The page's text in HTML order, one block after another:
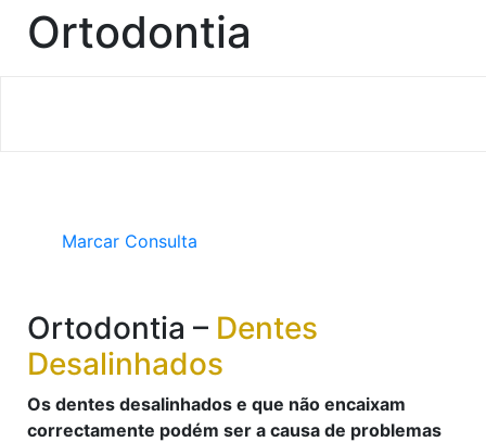
Ortodontia
Marcar Consulta
Ortodontia – Dentes
Desalinhados
Os dentes desalinhados e que não encaixam
correctamente podém ser a causa de problemas